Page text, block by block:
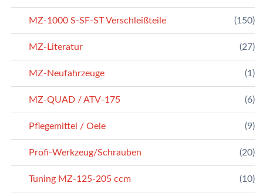
MZ-1000 S-SF-ST Verschleißteile (150)
MZ-Literatur (27)
MZ-Neufahrzeuge (1)
MZ-QUAD / ATV-175 (6)
Pflegemittel / Oele (9)
Profi-Werkzeug/Schrauben (20)
Tuning MZ-125-205 ccm (10)